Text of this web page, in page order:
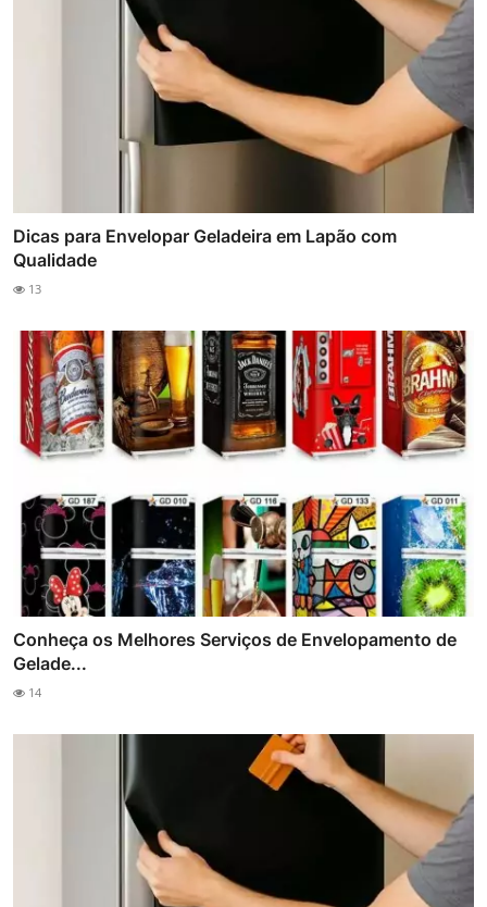
Dicas para Envelopar Geladeira em Lapão com
Qualidade
13
Conheça os Melhores Serviços de Envelopamento de
Gelade...
14